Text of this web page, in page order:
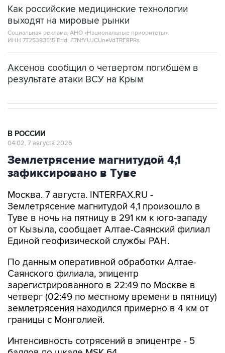
Как российские медицинские технологии
выходят на мировые рынки
Социальная реклама, АНО «Национальные приоритеты».
ИНН 7725383515 Erid: F7NfYUJCUneVdTRF8PRs
Аксенов сообщил о четвертом погибшем в
результате атаки ВСУ на Крым
В РОССИИ
04:02, 7 августа 2026
Землетрясение магнитудой 4,1
зафиксировано в Туве
Москва. 7 августа. INTERFAX.RU -
Землетрясение магнитудой 4,1 произошло в
Туве в ночь на пятницу в 291 км к юго-западу
от Кызыла, сообщает Алтае-Саянский филиал
Единой геофизической службы РАН.
По данным оперативной обработки Алтае-
Саянского филиала, эпицентр
зарегистрированного в 22:49 по Москве в
четверг (02:49 по местному времени в пятницу)
землетрясения находился примерно в 4 км от
границы с Монголией.
Интенсивность сотрясений в эпицентре - 5